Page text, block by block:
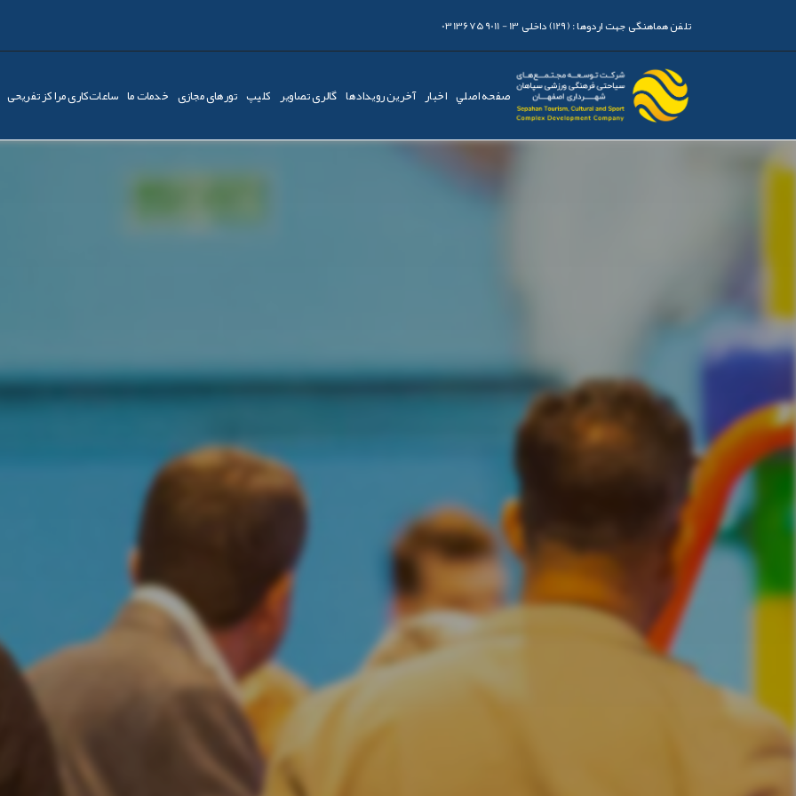
تلفن هماهنگی جهت اردوها :(129) داخلی 13 - 03136759011
صفحه اصلي اخبار آخرین رویدادها گالری تصاویر کليپ تورهای مجازی خدمات ما ساعات‌کاری مراکز تفریحی